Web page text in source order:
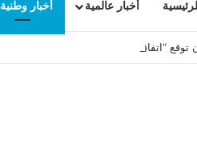
الرئيسية أخبار عالمية أخبار وطنية
توقع “اتفاق مكة للدفاع المشترك”